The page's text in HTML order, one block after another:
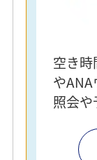
空き時
や
照会や